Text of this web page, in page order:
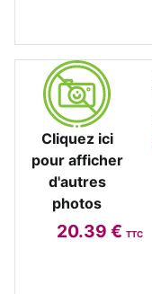
Cliquez ici
pour afficher
d'autres
photos
20.39 € TTC